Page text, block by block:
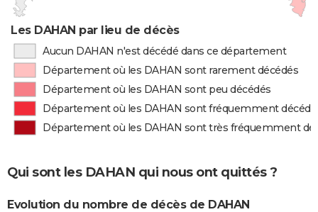
Les DAHAN par lieu de décès
Aucun DAHAN n'est décédé dans ce département
Département où les DAHAN sont rarement décédés
Département où les DAHAN sont peu décédés
Département où les DAHAN sont fréquemment
Département où les DAHAN sont très fréquemment
Qui sont les DAHAN qui nous ont quittés ?
Evolution du nombre de décès de DAHAN